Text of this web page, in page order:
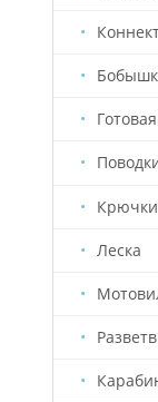
Крючки
Леска